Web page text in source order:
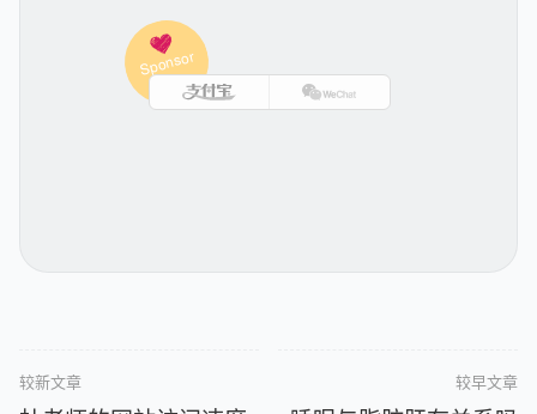
较新文章 较早文章